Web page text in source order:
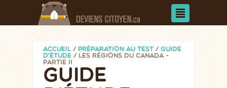
ACCUEIL / PRÉPARATION AU TEST / GUIDE
D'ÉTUDE / LES RÉGIONS DU CANADA -
PARTIE II
GUIDE